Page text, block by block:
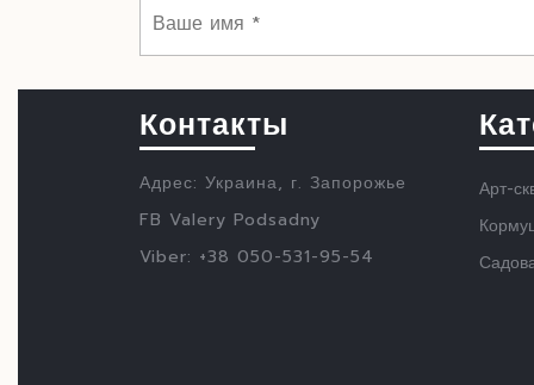
Контакты
Адрес: Украина, г. Запорожье
FB Valery Podsadny
Viber: +38 050-531-95-54
Арт-